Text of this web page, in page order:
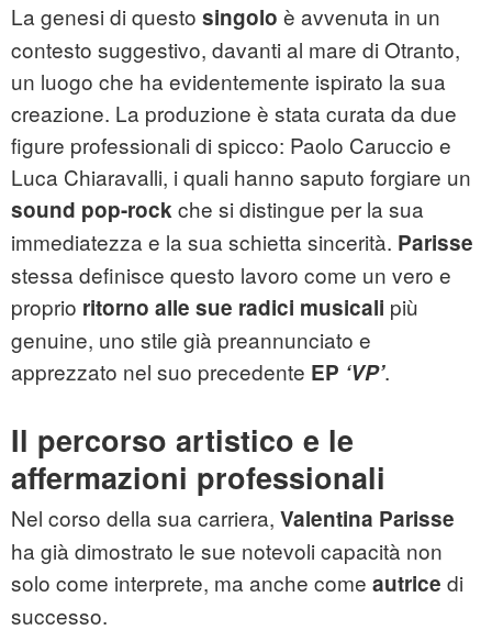
La genesi di questo singolo è avvenuta in un
contesto suggestivo, davanti al mare di Otranto,
un luogo che ha evidentemente ispirato la sua
creazione. La produzione è stata curata da due
figure professionali di spicco: Paolo Caruccio e
Luca Chiaravalli, i quali hanno saputo forgiare un
sound pop-rockche si distingue per la sua
immediatezza e la sua schietta sincerità. Parisse
stessa definisce questo lavoro come un vero e
proprio ritorno alle sue radici musicali più
genuine, uno stile già preannunciato e
apprezzato nel suo precedente EP ‘VP’.
Il percorso artistico e le
affermazioni professionali
Nel corso della sua carriera, Valentina Parisse
ha già dimostrato le sue notevoli capacità non
solo come interprete, ma anche come autrice di
successo.